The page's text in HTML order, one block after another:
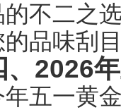
的不二之
的品味刮
、2026
年五一黄